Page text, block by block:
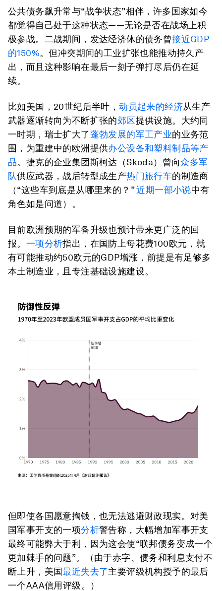
公共债务飙升常与“战争状态”相伴，许多国家如今
都觉得自己处于这种状态——无论是否在战场上积
极参战。二战期间，发达经济体的债务曾接近GDP
的150%。但冲突期间的工业扩张也能推动持久产
出，而且这种影响在最后一刻子弹打尽后仍在延
续。
比如美国，20世纪后半叶，动员起来的经济从生产
武器逐渐转向为不断扩张的郊区提供设施。大约同
一时期，瑞士扩大了蓬勃发展的军工产业的业务范
围，为重建中的欧洲提供办公设备和塑料制品等产
品。捷克的企业集团斯柯达（Skoda）曾向众多军
队供应武器，战后转型成生产热门旅行车的制造商
（“这些车到底是从哪里来的？”近期一部小说中有
角色如是问道）。
目前欧洲预期的军备升级也预计带来更广泛的回
报。 一项分析指出，在国防上每花费100欧元，就
有可能推动约50欧元的GDP增涨，前提是有足够多
本土制造业，且专注基础设施建设。
但即使各国愿意掏钱，也无法逃避财政现实。对美
国军事开支的一项分析警告称，大幅增加军事开支
最终可能弊大于利，因为这会使“联邦债务变成一个
更加棘手的问题”。（由于赤字、债务和利息支付不
断上升，美国最近失去了主要评级机构授予的最后
一个AAA信用评级。）